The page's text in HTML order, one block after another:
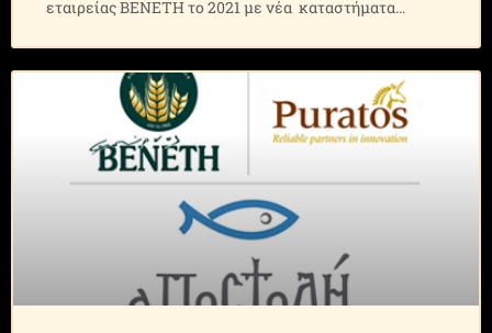
εταιρείας ΒΕΝΕΤΗ το 2021 με νέα καταστήματα